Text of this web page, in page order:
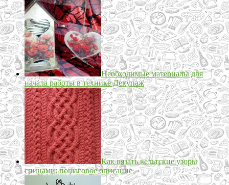
Необходимые материалы для
начала работы в технике Декупаж
Как вязать кельтские узоры
спицами: пошаговое описание